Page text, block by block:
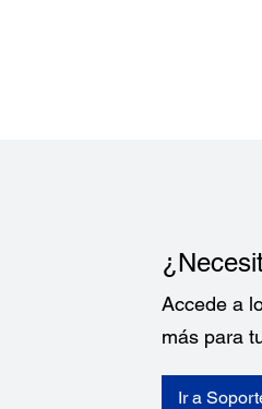
Accede a
más para
Ir a